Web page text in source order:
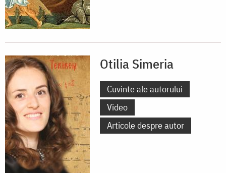
Otilia Simeria
Cuvinte ale autorului
Video
Articole despre autor